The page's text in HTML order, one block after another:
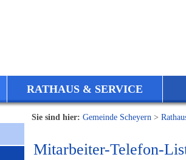
RATHAUS & SERVICE
Sie sind hier: Gemeinde Scheyern >
Mitarbeiter-Telefon-